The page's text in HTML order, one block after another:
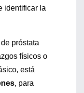
identificar la
próstata
físicos o
está
, para